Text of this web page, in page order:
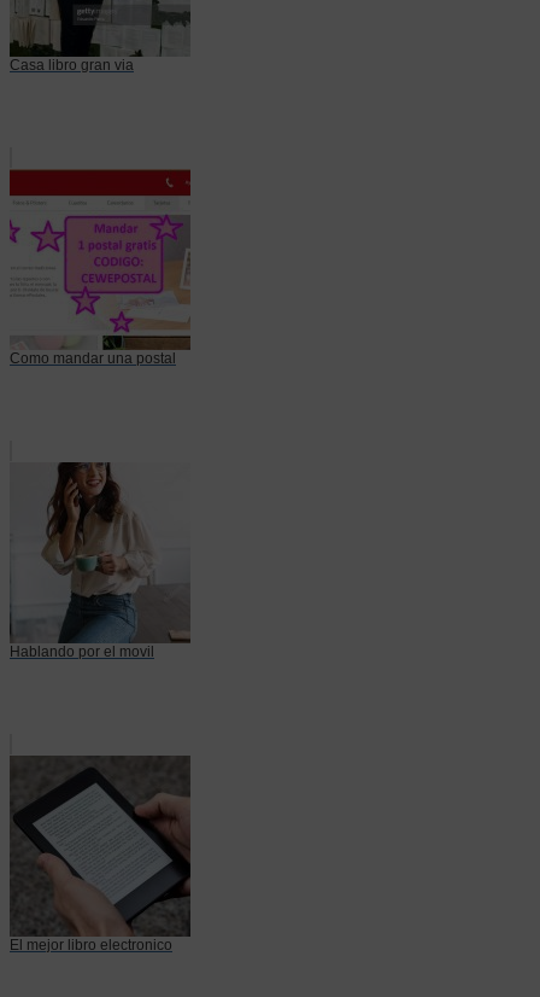
Casa libro gran via
Como mandar una postal
Hablando por el movil
El mejor libro electronico